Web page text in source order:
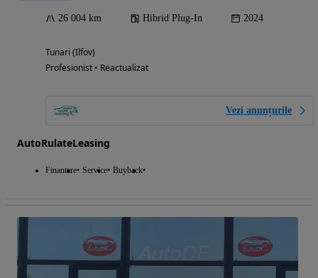
26 004 km Hibrid Plug-In 2024
Tunari (Ilfov)
Profesionist • Reactualizat
Vezi anunțurile
AutoRulateLeasing
Finantare Service Buyback